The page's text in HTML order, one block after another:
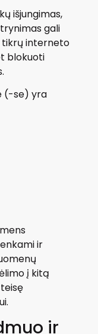
išjungimas,
gali
interneto
blokuoti
(-se) yra
ir
į kitą
ir